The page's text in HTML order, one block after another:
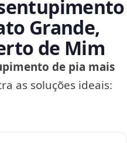
Grande,
de Mim
de pia mais
as soluções ideais: